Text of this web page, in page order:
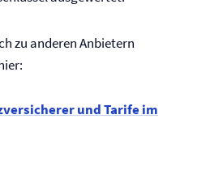
zu anderen Anbietern
und Tarife im